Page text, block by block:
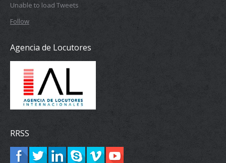
Unable to load Tweets
Follow
Agencia de Locutores
RRSS